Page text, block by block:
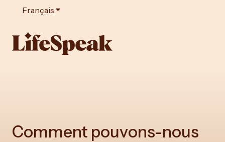
Français Afficher le sous-menu pour les traductions
Comment pouvons-nous